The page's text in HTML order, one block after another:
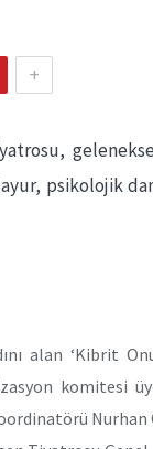
+
psikolojik
alan ‘Kibrit
komitesi